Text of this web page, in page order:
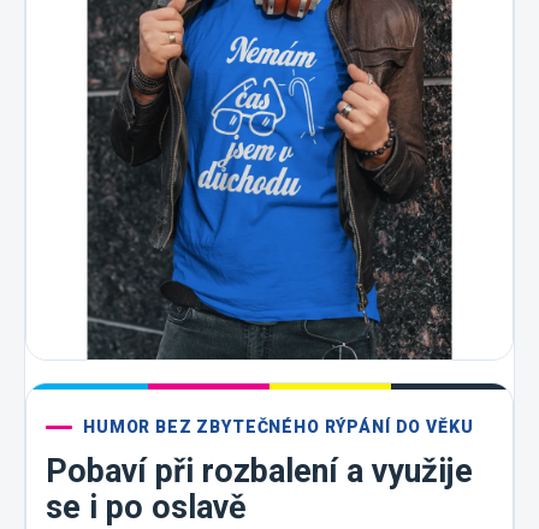
HUMOR BEZ ZBYTEČNÉHO RÝPÁNÍ DO VĚKU
Pobaví při rozbalení a využije
se i po oslavě